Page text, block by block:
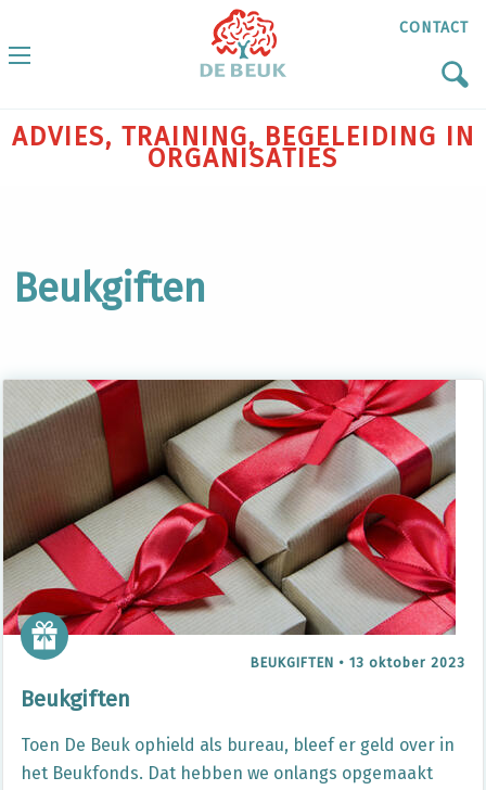
CONTACT
ADVIES, TRAINING, BEGELEIDING IN
ORGANISATIES
Beukgiften
BEUKGIFTEN • 13 oktober 2023
Beukgiften
Toen De Beuk ophield als bureau, bleef er geld over in
het Beukfonds. Dat hebben we onlangs opgemaakt